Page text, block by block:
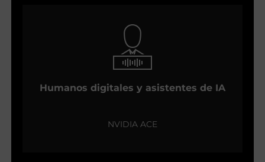
Humanos digitales y asistentes de IA
NVIDIA ACE